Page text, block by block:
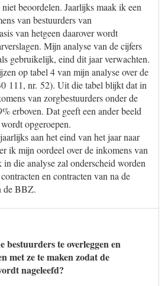
beoordelen. Jaarlijks maak ik een
van bestuurders van
van hetgeen daarover wordt
Mijn analyse van de cijfers
gebruikelijk, eind dit jaar verwachten.
op tabel 4 van mijn analyse over de
111, nr. 52). Uit die tabel blijkt dat in
van zorgbestuurders onder de
erboven. Dat geeft een ander beeld
opgeroepen.
aan het eind van het jaar naar
ik mijn oordeel over de inkomens van
die analyse zal onderscheid worden
en contracten van na de
de BBZ.
bestuurders te overleggen en
met ze te maken zodat de
nageleefd?